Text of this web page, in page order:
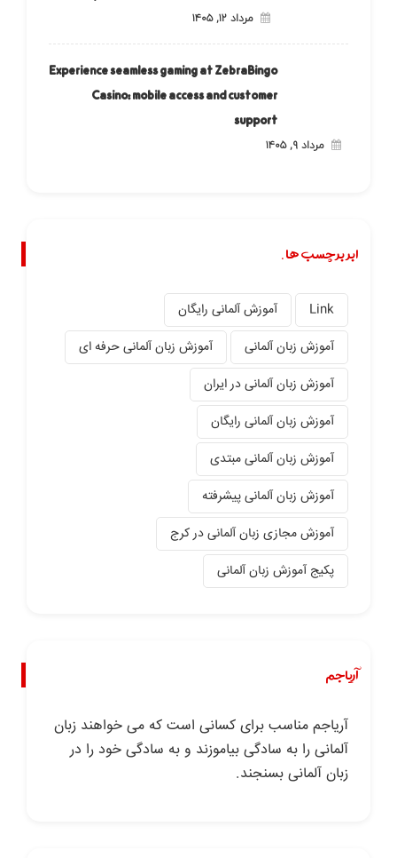
مرداد ۱۲, ۱۴۰۵
Experience seamless gaming at ZebraBingo
Casino: mobile access and customer
support
مرداد ۹, ۱۴۰۵
ابر برچسب ها.
Link
آموزش آلمانی رایگان
آموزش زبان آلمانی
آموزش زبان آلمانی حرفه ای
آموزش زبان آلمانی در ایران
آموزش زبان آلمانی رایگان
آموزش زبان آلمانی مبتدی
آموزش زبان آلمانی پیشرفته
آموزش مجازی زبان آلمانی در کرج
پکیج آموزش زبان آلمانی
آریاجم
آریاجم مناسب برای کسانی است که می خواهند زبان
آلمانی را به سادگی بیاموزند و به سادگی خود را در
زبان آلمانی بسنجند.